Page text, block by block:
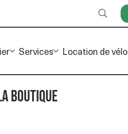
Services Location de vélo
BOUTIQUE